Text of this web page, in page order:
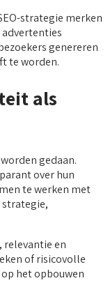
strategie merken
genereren
te worden.
als
gedaan.
over hun
te werken met
relevantie en
of risicovolle
het opbouwen